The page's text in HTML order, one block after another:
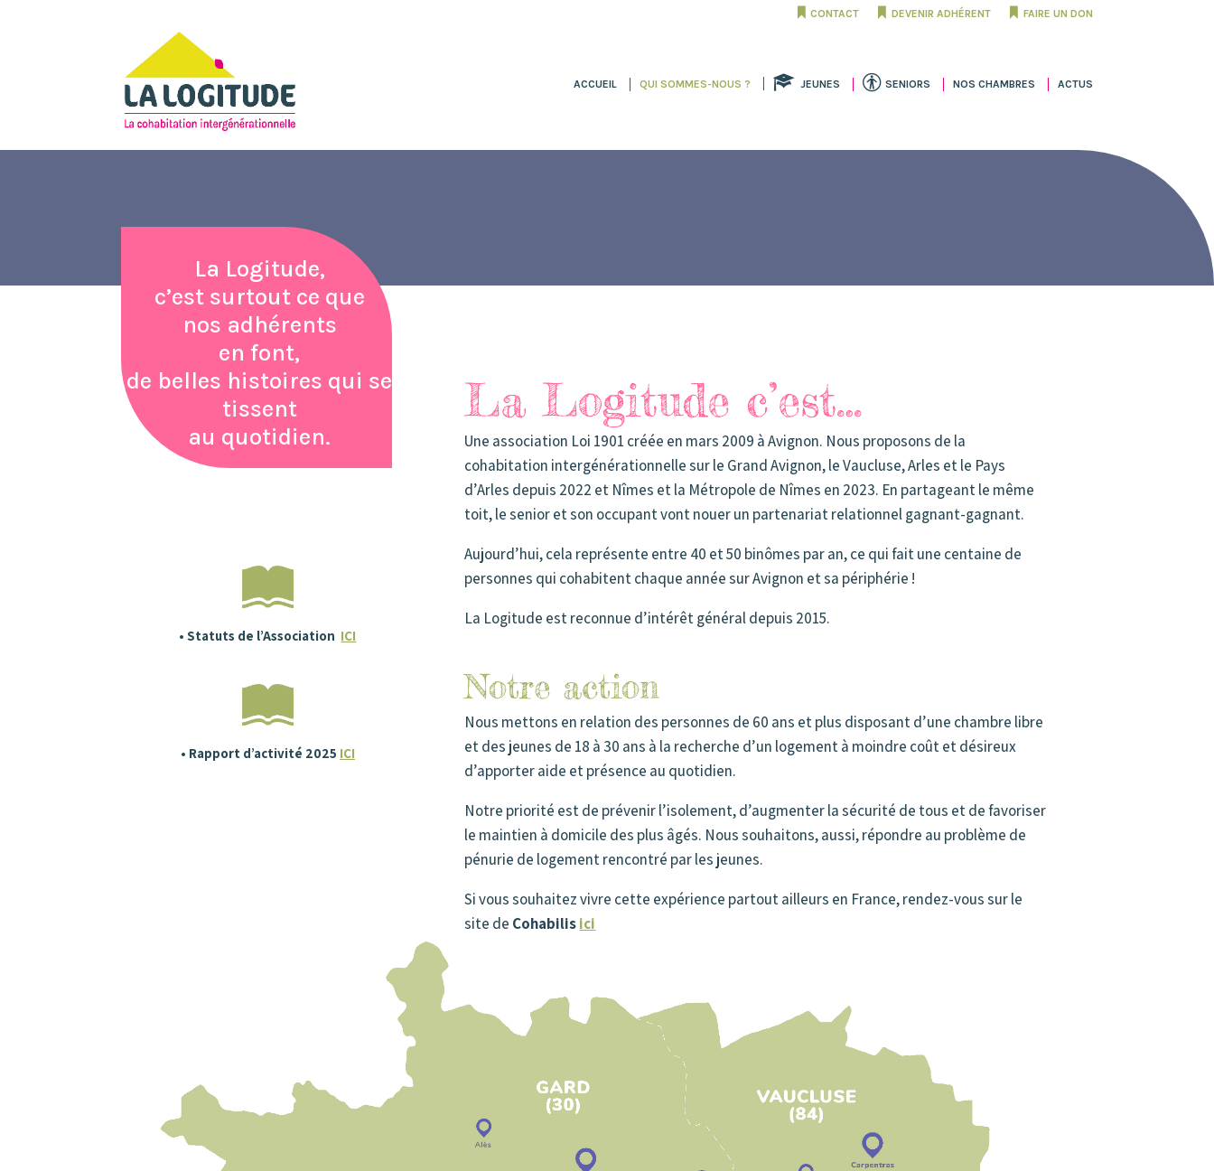
CONTACT DEVENIR ADHÉRENT FAIRE UN DON
ACCUEIL QUI SOMMES-NOUS ? JEUNES SENIORS NOS CHAMBRES ACTUS
La Logitude,
c’est surtout ce que
nos adhérents
en font,
de belles histoires qui se
tissent
au quotidien.
• Statuts de l’Association ICI
• Rapport d’activité 2025 ICI
La Logitude c’est…
Une association Loi 1901 créée en mars 2009 à Avignon. Nous proposons de la
cohabitation intergénérationnelle sur le Grand Avignon, le Vaucluse, Arles et le Pays
d’Arles depuis 2022 et Nîmes et la Métropole de Nîmes en 2023. En partageant le même
toit, le senior et son occupant vont nouer un partenariat relationnel gagnant-gagnant.
Aujourd’hui, cela représente entre 40 et 50 binômes par an, ce qui fait une centaine de
personnes qui cohabitent chaque année sur Avignon et sa périphérie !
La Logitude est reconnue d’intérêt général depuis 2015.
Notre action
Nous mettons en relation des personnes de 60 ans et plus disposant d’une chambre libre
et des jeunes de 18 à 30 ans à la recherche d’un logement à moindre coût et désireux
d’apporter aide et présence au quotidien.
Notre priorité est de prévenir l’isolement, d’augmenter la sécurité de tous et de favoriser
le maintien à domicile des plus âgés. Nous souhaitons, aussi, répondre au problème de
pénurie de logement rencontré par les jeunes.
Si vous souhaitez vivre cette expérience partout ailleurs en France, rendez-vous sur le
site de Cohabilisici